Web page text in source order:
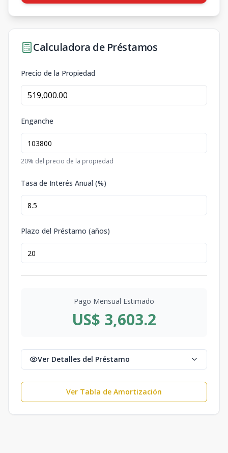
Calculadora de Préstamos
Precio de la Propiedad
Enganche
20% del precio de la propiedad
Tasa de Interés Anual (%)
Plazo del Préstamo (años)
Pago Mensual Estimado
US$ 3,603.2
Ver Detalles del Préstamo
Ver Tabla de Amortización